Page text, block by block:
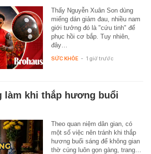
Thấy Nguyễn Xuân Son dùng
miếng dán giảm đau, nhiều nam
giới tưởng đó là "cứu tinh" để
phục hồi cơ bắp. Tuy nhiên,
đây…
SỨC KHỎE - 1 giờ trước
làm khi thắp hương buổi
Theo quan niệm dân gian, có
một số việc nên tránh khi thắp
hương buổi sáng để không gian
thờ cúng luôn gọn gàng, trang…